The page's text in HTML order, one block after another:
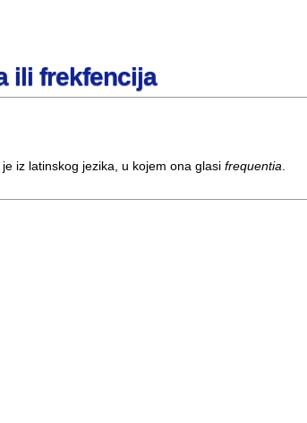
ili frekfencija
iz latinskog jezika, u kojem ona glasi frequentia